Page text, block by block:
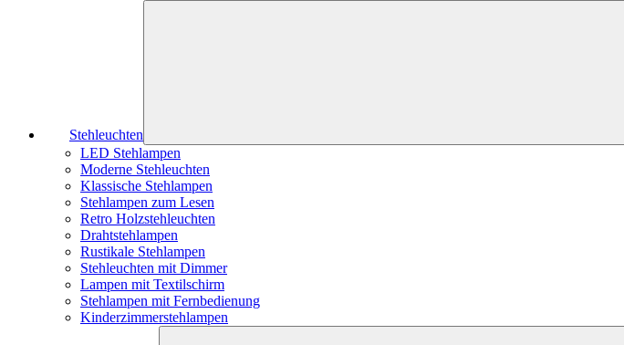
Stehleuchten
LED Stehlampen
Moderne Stehleuchten
Klassische Stehlampen
Stehlampen zum Lesen
Retro Holzstehleuchten
Drahtstehlampen
Rustikale Stehlampen
Stehleuchten mit Dimmer
Lampen mit Textilschirm
Stehlampen mit Fernbedienung
Kinderzimmerstehlampen